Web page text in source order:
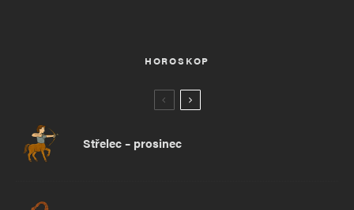
HOROSKOP
Střelec – prosinec